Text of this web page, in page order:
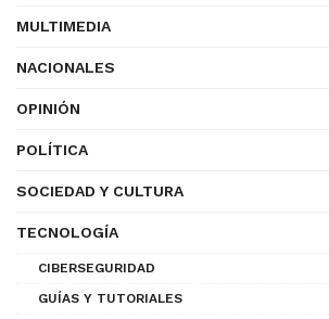
MULTIMEDIA
NACIONALES
OPINIÓN
POLÍTICA
SOCIEDAD Y CULTURA
TECNOLOGÍA
CIBERSEGURIDAD
GUÍAS Y TUTORIALES